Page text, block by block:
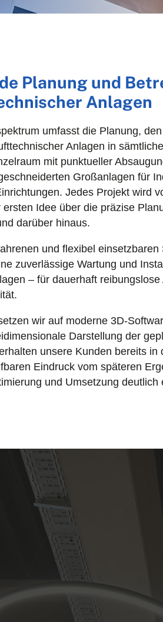
Planung und
Anlagen
umfasst die Planung,
Anlagen in
mit punktueller
Großanlagen für
Jedes Projekt wird
ersten Idee über die präzise
darüber hinaus.
und flexibel einsetzbaren
zuverlässige Wartung und
– für dauerhaft reibungslose
wir auf moderne 3D-
Darstellung der
unsere Kunden bereits in
Eindruck vom späteren
und Umsetzung deutlich